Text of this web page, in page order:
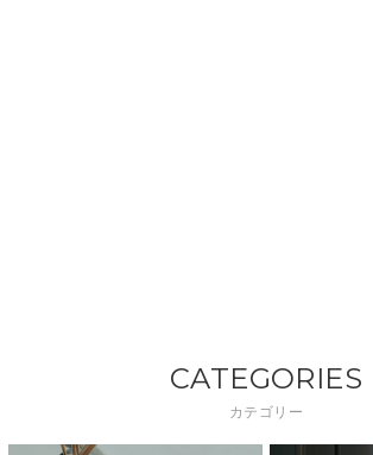
CATEGORIES
カテゴリー